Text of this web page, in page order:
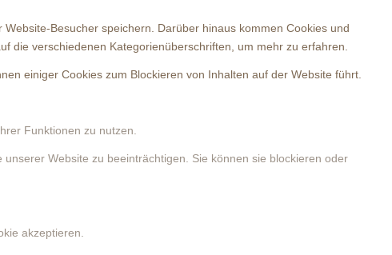
Besucher speichern. Darüber hinaus kommen Cookies und
die verschiedenen Kategorienüberschriften, um mehr zu erfahren.
einiger Cookies zum Blockieren von Inhalten auf der Website führt.
Funktionen zu nutzen.
Website zu beeinträchtigen. Sie können sie blockieren oder
akzeptieren.